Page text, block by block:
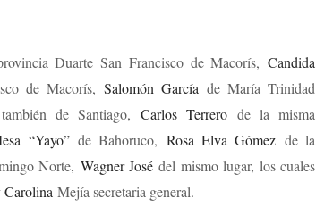
Duarte San Francisco de Macorís, Candida
de Macorís, Salomón García de María Trinidad
también de Santiago,Carlos Terrero de la misma
“Yayo”de Bahoruco, Rosa Elva Gómez de la
Norte, Wagner Josédel mismo lugar, los cuales
Carolina Mejía secretaria general.